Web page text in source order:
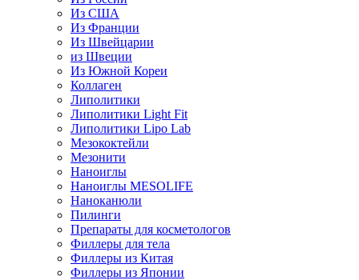
Из США
Из Франции
Из Швейцарии
из Швеции
Из Южной Кореи
Коллаген
Липолитики
Липолитики Light Fit
Липолитики Lipo Lab
Мезококтейли
Мезонити
Наноиглы
Наноиглы MESOLIFE
Наноканюли
Пилинги
Препараты для косметологов
Филлеры для тела
Филлеры из Китая
Филлеры из Японии